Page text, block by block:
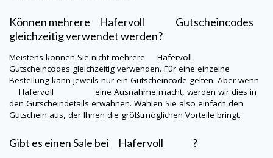
Können mehrere Hafervoll Gutscheincodes
gleichzeitig verwendet werden?
Meistens können Sie nicht mehrere
Hafervoll
Gutscheincodes gleichzeitig verwenden. Für eine einzelne
Bestellung kann jeweils nur ein Gutscheincode gelten. Aber wenn
Hafervoll eine Ausnahme macht, werden wir dies in
den Gutscheindetails erwähnen. Wählen Sie also einfach den
Gutschein aus, der Ihnen die größtmöglichen Vorteile bringt.
Gibt es einen Sale bei Hafervoll ?